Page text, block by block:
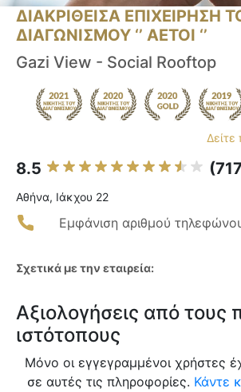
ΔΙΑΚΡΙΘΕΙΣΑ ΕΠΙΧΕΙΡΗΣΗ
ΔΙΑΓΩΝΙΣΜΟΥ ‘’ ΑΕΤΟΙ ‘’
Gazi View - Social Rooftop
Δείτε
8.5
Αθήνα, Ιάκχου 22
Εμφάνιση αριθμού
Σχετικά με την εταιρεία:
Αξιολογήσεις από
ιστότοπους
Μόνο οι εγγεγραμμένοι χρήστες
σε αυτές τις πληροφορίες. Κάντε